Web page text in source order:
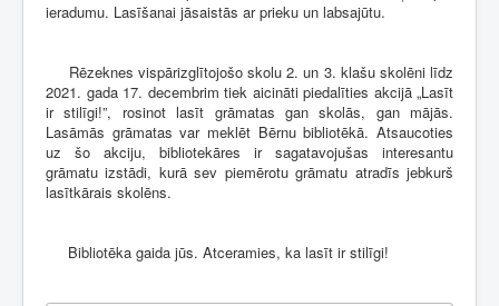
ieradumu. Lasīšanai jāsaistās ar prieku un labsajūtu.
Rēzeknes vispārizglītojošo skolu 2. un 3. klašu skolēni līdz
2021. gada 17. decembrim tiek aicināti piedalīties akcijā „Lasīt
ir stilīgi!”, rosinot lasīt grāmatas gan skolās, gan mājās.
Lasāmās grāmatas var meklēt Bērnu bibliotēkā. Atsaucoties
uz šo akciju, bibliotekāres ir sagatavojušas interesantu
grāmatu izstādi, kurā sev piemērotu grāmatu atradīs jebkurš
lasītkārais skolēns.
Bibliotēka gaida jūs. Atceramies, ka lasīt ir stilīgi!